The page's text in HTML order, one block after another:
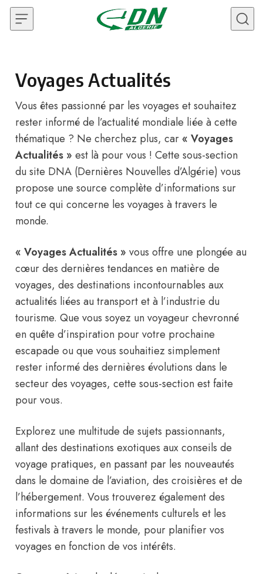
Skip to content
Voyages Actualités
Vous êtes passionné par les voyages et souhaitez
rester informé de l’actualité mondiale liée à cette
thématique ? Ne cherchez plus, car« Voyages
Actualités » est là pour vous ! Cette sous-section
du site DNA (Dernières Nouvelles d’Algérie) vous
propose une source complète d’informations sur
tout ce qui concerne les voyages à travers le
monde.
« Voyages Actualités » vous offre une plongée au
cœur des dernières tendances en matière de
voyages, des destinations incontournables aux
actualités liées au transport et à l’industrie du
tourisme. Que vous soyez un voyageur chevronné
en quête d’inspiration pour votre prochaine
escapade ou que vous souhaitiez simplement
rester informé des dernières évolutions dans le
secteur des voyages, cette sous-section est faite
pour vous.
Explorez une multitude de sujets passionnants,
allant des destinations exotiques aux conseils de
voyage pratiques, en passant par les nouveautés
dans le domaine de l’aviation, des croisières et de
l’hébergement. Vous trouverez également des
informations sur les événements culturels et les
festivals à travers le monde, pour planifier vos
voyages en fonction de vos intérêts.